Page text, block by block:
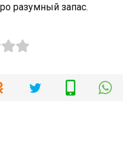
разумный запас.